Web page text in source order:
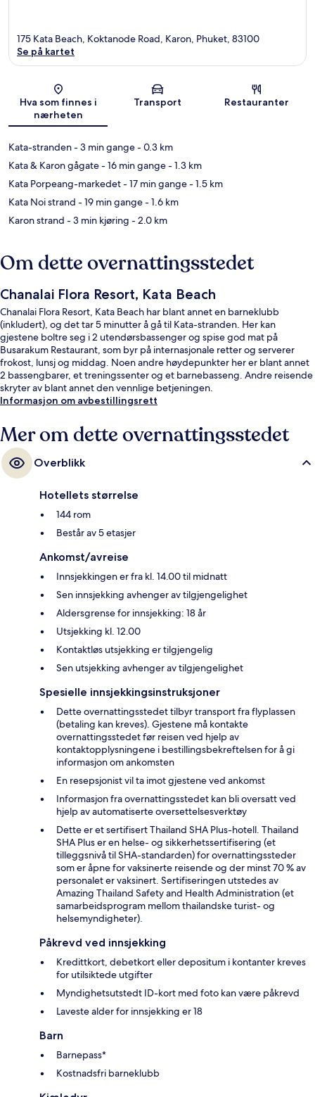
Kart
175 Kata Beach, Koktanode Road, Karon, Phuket, 83100
Se på kartet
Hva som finnes i
nærheten
Transport Restauranter
Kata-stranden- 3 min gange- 0.3 km
Kata & Karon gågate- 16 min gange- 1.3 km
Kata Porpeang-markedet- 17 min gange- 1.5 km
Kata Noi strand - 19 min gange- 1.6 km
Karon strand - 3 min kjøring - 2.0 km
Om dette overnattingsstedet
Chanalai Flora Resort, Kata Beach
Chanalai Flora Resort, Kata Beach har blant annet en barneklubb
(inkludert), og det tar 5 minutter å gå til Kata-stranden. Her kan
gjestene boltre seg i 2 utendørsbassenger og spise god mat på
Busarakum Restaurant, som byr på internasjonale retter og serverer
frokost, lunsj og middag. Noen andre høydepunkter her er blant annet
2 bassengbarer, et treningssenter og et barnebasseng. Andre reisende
skryter av blant annet den vennlige betjeningen.
Informasjon om avbestillingsrett
Mer om dette overnattingsstedet
Overblikk
Hotellets størrelse
144 rom
Består av 5 etasjer
Ankomst/avreise
Innsjekkingen er fra kl. 14.00 til midnatt
Sen innsjekking avhenger av tilgjengelighet
Aldersgrense for innsjekking: 18 år
Utsjekking kl. 12.00
Kontaktløs utsjekking er tilgjengelig
Sen utsjekking avhenger av tilgjengelighet
Spesielle innsjekkingsinstruksjoner
Dette overnattingsstedet tilbyr transport fra flyplassen
(betaling kan kreves). Gjestene må kontakte
overnattingsstedet før reisen ved hjelp av
kontaktopplysningene i bestillingsbekreftelsen for å gi
informasjon om ankomsten
En resepsjonist vil ta imot gjestene ved ankomst
Informasjon fra overnattingsstedet kan bli oversatt ved
hjelp av automatiserte oversettelsesverktøy
Dette er et sertifisert Thailand SHA Plus-hotell. Thailand
SHA Plus er en helse- og sikkerhetssertifisering (et
tilleggsnivå til SHA-standarden) for overnattingssteder
som er åpne for vaksinerte reisende og der minst 70 % av
personalet er vaksinert. Sertifiseringen utstedes av
Amazing Thailand Safety and Health Administration (et
samarbeidsprogram mellom thailandske turist- og
helsemyndigheter).
Påkrevd ved innsjekking
Kredittkort, debetkort eller depositum i kontanter kreves
for utilsiktede utgifter
Myndighetsutstedt ID-kort med foto kan være påkrevd
Laveste alder for innsjekking er 18
Barn
Barnepass*
Kostnadsfri barneklubb